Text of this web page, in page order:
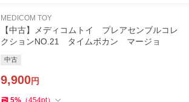
MEDICOM TOY
【中古】メディコムトイ プレアセンブルコレ
クションNO.21 タイムボカン マージョ
中古
9,900円
5% （454pt）